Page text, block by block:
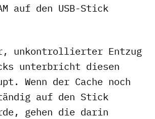
auf den USB-Stick
unkontrollierter Entzug
unterbricht diesen
Wenn der Cache noch
auf den Stick
gehen die darin